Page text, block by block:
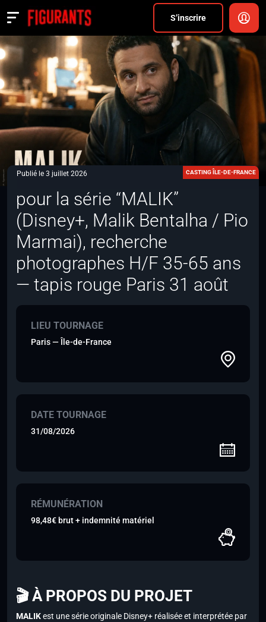
S’inscrire
Actualités
ANNONCER
FAQ
S’inscrire
CONNEXION
Publié le 3 juillet 2026
CASTING ÎLE-DE-FRANCE
pour la série “MALIK”
(Disney+, Malik Bentalha / Pio
Marmai), recherche
photographes H/F 35-65 ans
— tapis rouge Paris 31 août
LIEU TOURNAGE
Paris — Île-de-France
DATE TOURNAGE
31/08/2026
RÉMUNÉRATION
98,48€ brut + indemnité matériel
🎬 À PROPOS DU PROJET
MALIKest une série originale Disney+ réalisée et interprétée par